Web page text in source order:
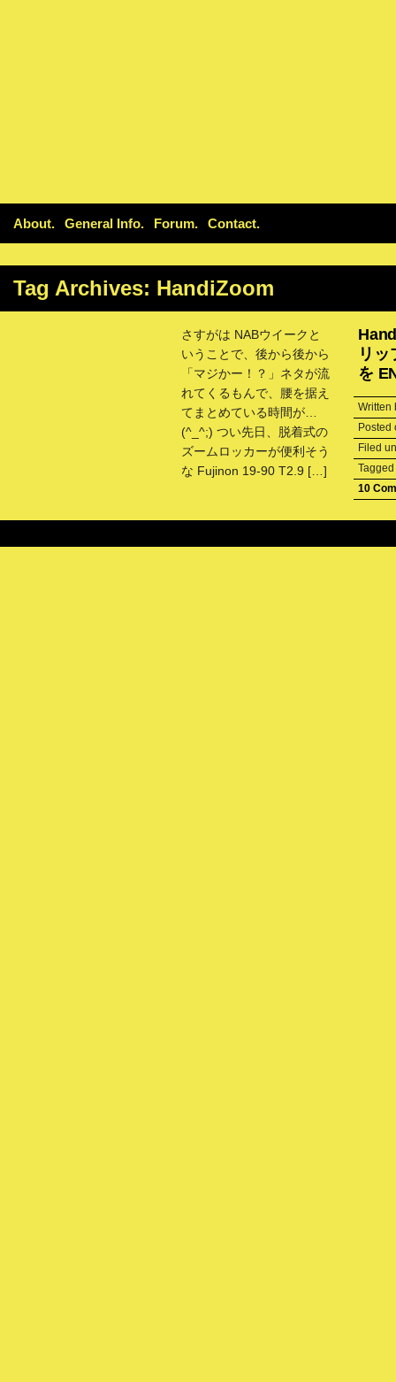
About General Info Forum Contact
Tag Archives: HandiZoom
リッ
を
Written
Posted
Filed
Tagged
10
さすがは NABウイークと
いうことで、後から後から
「マジかー！？」ネタが流
れてくるもんで、腰を据え
てまとめている時間が…
(^_^;) つい先日、脱着式の
ズームロッカーが便利そう
な Fujinon 19-90 T2.9 […]